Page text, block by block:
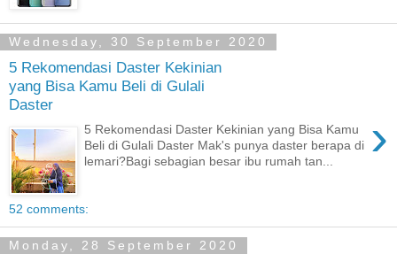
Wednesday, 30 September 2020
5 Rekomendasi Daster Kekinian
yang Bisa Kamu Beli di Gulali
Daster
›
5 Rekomendasi Daster Kekinian yang Bisa Kamu
Beli di Gulali Daster Mak's punya daster berapa di
lemari?Bagi sebagian besar ibu rumah tan...
52 comments:
Monday, 28 September 2020